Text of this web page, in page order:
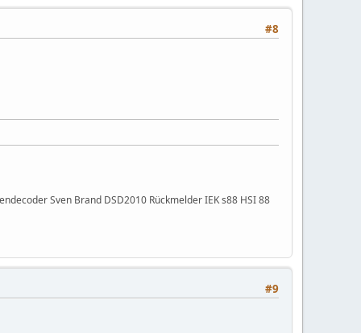
#8
Sven Brand DSD2010 Rückmelder IEK s88 HSI 88
#9